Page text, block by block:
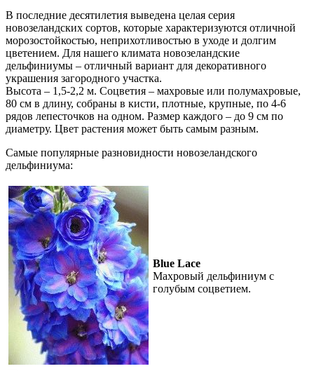
В последние десятилетия выведена целая серия
новозеландских сортов, которые характеризуются отличной
морозостойкостью, неприхотливостью в уходе и долгим
цветением. Для нашего климата новозеландские
дельфиниумы – отличный вариант для декоративного
украшения загородного участка.
Высота – 1,5-2,2 м. Соцветия – махровые или полумахровые,
80 см в длину, собраны в кисти, плотные, крупные, по 4-6
рядов лепесточков на одном. Размер каждого – до 9 см по
диаметру. Цвет растения может быть самым разным.
Самые популярные разновидности новозеландского
дельфиниума:
Blue Lace
Махровый дельфиниум с
голубым соцветием.